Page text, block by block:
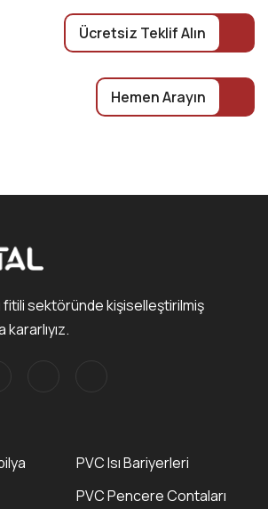
Ücretsiz Teklif Alın
Hemen Arayın
fitili sektöründe kişiselleştirilmiş
PVC Isı Bariyerleri
PVC Pencere Contaları